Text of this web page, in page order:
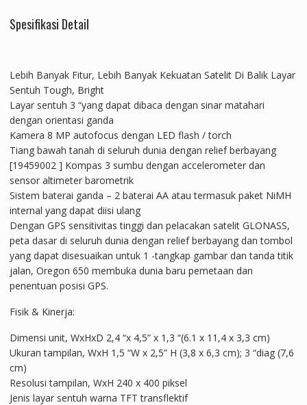
Spesifikasi Detail
Lebih Banyak Fitur, Lebih Banyak Kekuatan Satelit Di Balik Layar
Sentuh Tough, Bright
Layar sentuh 3 “yang dapat dibaca dengan sinar matahari
dengan orientasi ganda
Kamera 8 MP autofocus dengan LED flash / torch
Tiang bawah tanah di seluruh dunia dengan relief berbayang
[19459002 ] Kompas 3 sumbu dengan accelerometer dan
sensor altimeter barometrik
Sistem baterai ganda – 2 baterai AA atau termasuk paket NiMH
internal yang dapat diisi ulang
Dengan GPS sensitivitas tinggi dan pelacakan satelit GLONASS,
peta dasar di seluruh dunia dengan relief berbayang dan tombol
yang dapat disesuaikan untuk 1 -tangkap gambar dan tanda titik
jalan, Oregon 650 membuka dunia baru pemetaan dan
penentuan posisi GPS.
Fisik & Kinerja:
Dimensi unit, WxHxD 2,4 “x 4,5” x 1,3 “(6.1 x 11,4 x 3,3 cm)
Ukuran tampilan, WxH 1,5 “W x 2,5” H (3,8 x 6,3 cm); 3 “diag (7,6
cm)
Resolusi tampilan, WxH 240 x 400 piksel
Jenis layar sentuh warna TFT transflektif